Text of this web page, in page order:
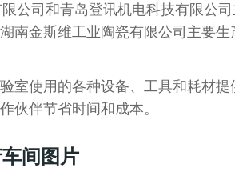
公司和青岛登讯机电科技有限公司
南金斯维工业陶瓷有限公司主要生
室使用的各种设备、工具和耗材提
伙伴节省时间和成本。
间图片